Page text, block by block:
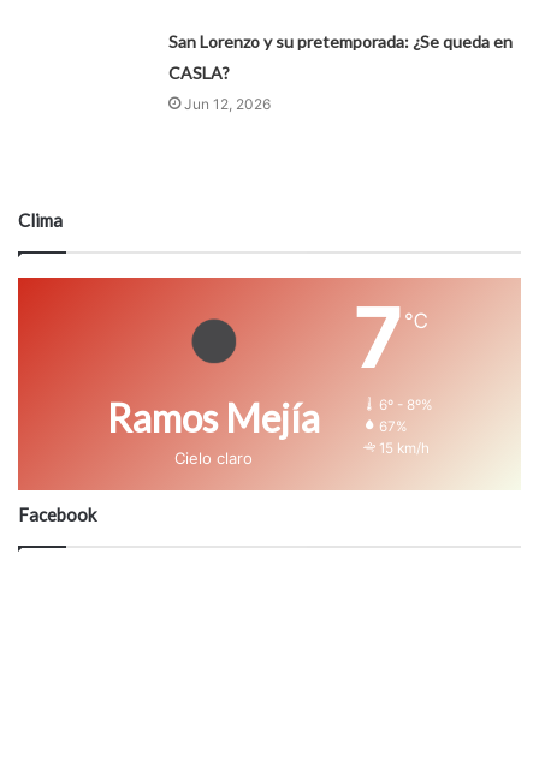
San Lorenzo y su pretemporada: ¿Se queda en
CASLA?
Jun 12, 2026
Clima
Ramos Mejía
Cielo claro
7 ℃
6º - 8º%
67%
15 km/h
Facebook